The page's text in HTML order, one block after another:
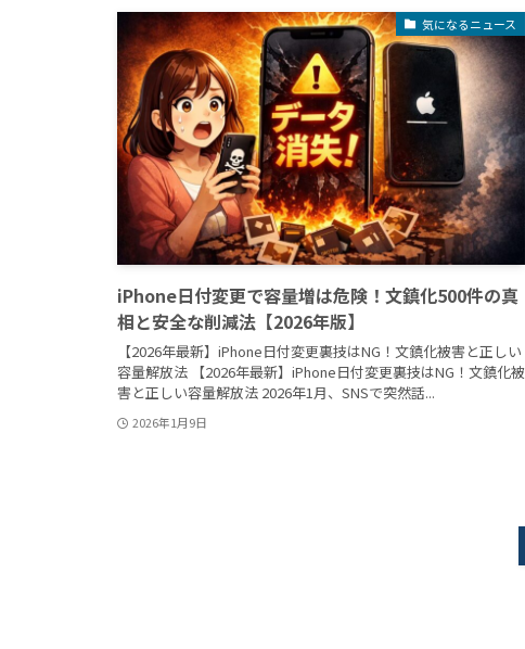
気になるニュース
iPhone日付変更で容量増は危険！文鎮化500件の真
相と安全な削減法【2026年版】
【2026年最新】iPhone日付変更裏技はNG！文鎮化被害と正しい
容量解放法 【2026年最新】iPhone日付変更裏技はNG！文鎮化被
害と正しい容量解放法 2026年1月、SNSで突然話...
2026年1月9日